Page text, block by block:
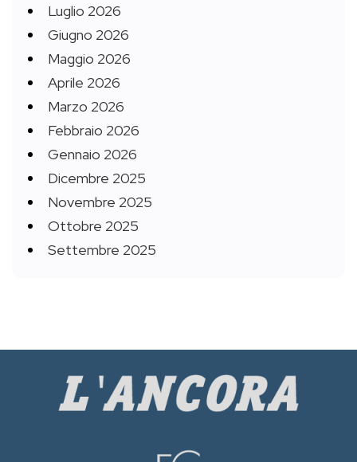
Luglio 2026
Giugno 2026
Maggio 2026
Aprile 2026
Marzo 2026
Febbraio 2026
Gennaio 2026
Dicembre 2025
Novembre 2025
Ottobre 2025
Settembre 2025